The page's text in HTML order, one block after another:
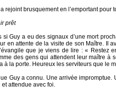
rejoint brusquement en l’emportant pour
prêt
si Guy a eu des signaux d’une mort
en attente de la visite de son Maître. Il
que je viens de lire : « Restez
des gens qui attendent leur maître à
à la porte. Heureux les serviteurs que le
Guy a connu. Une arrivée
attendue avec foi.